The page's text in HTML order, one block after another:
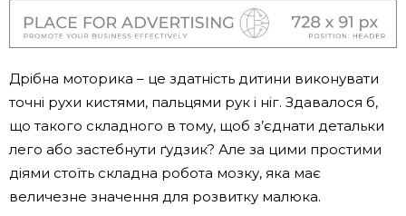
Дрібна моторика – це здатність дитини виконувати
точні рухи кистями, пальцями рук і ніг. Здавалося б,
що такого складного в тому, щоб з’єднати детальки
лего або застебнути ґудзик? Але за цими простими
діями стоїть складна робота мозку, яка має
величезне значення для розвитку малюка.